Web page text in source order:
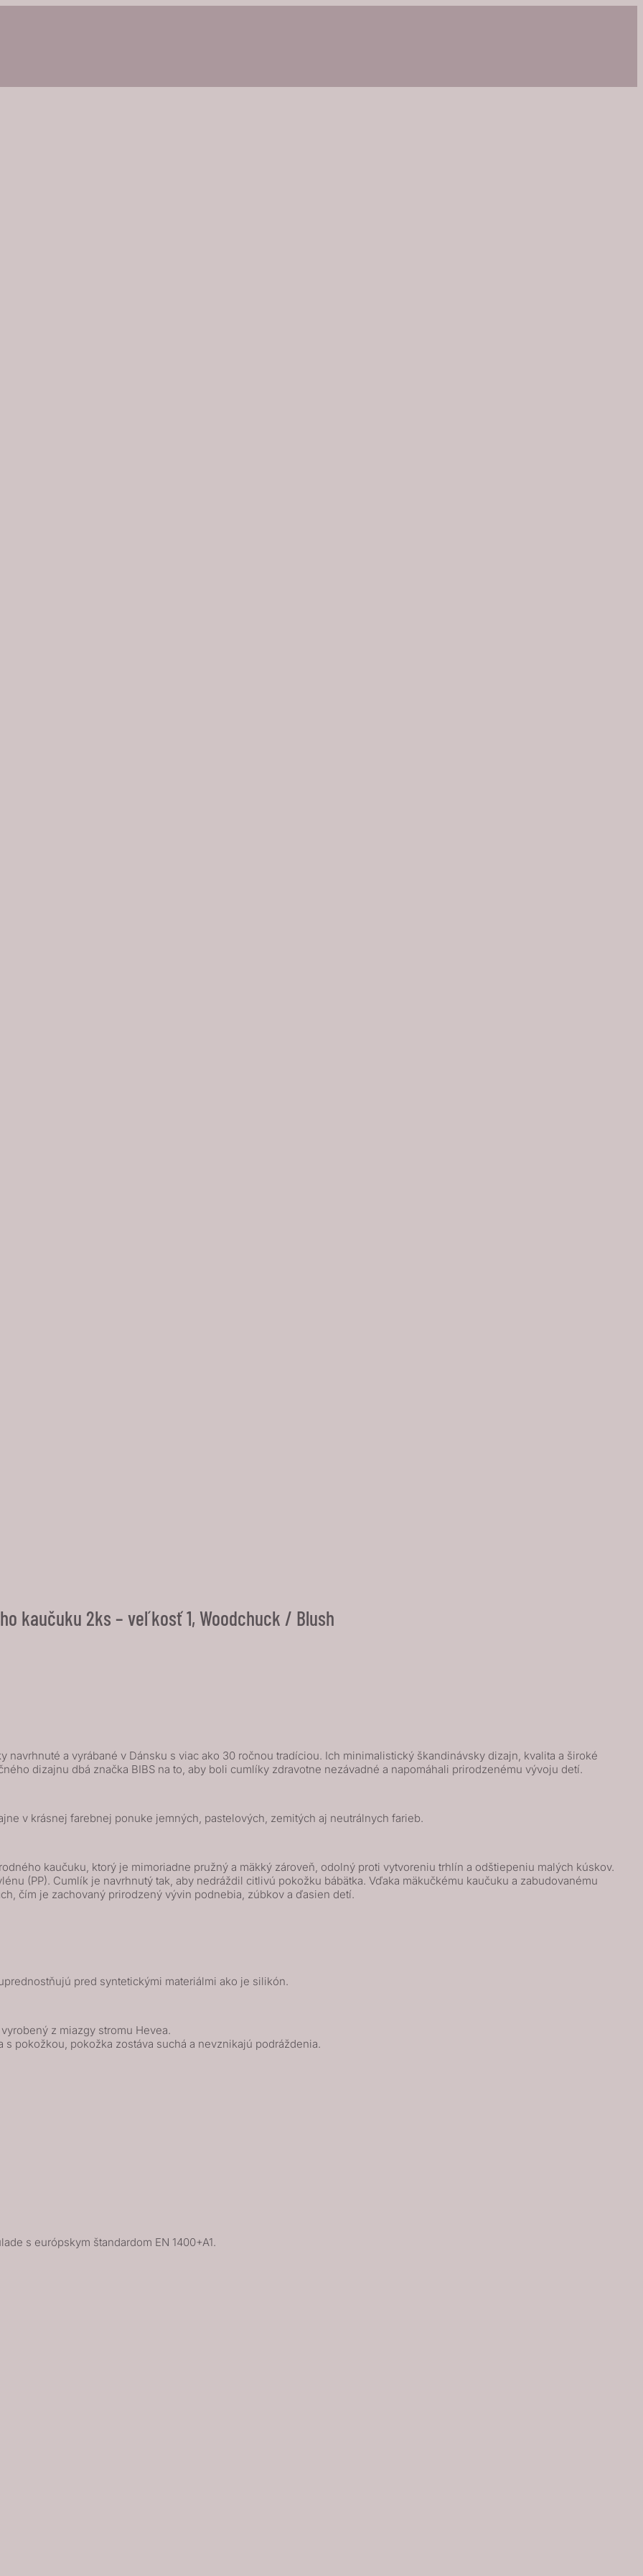
kaučuku 2ks – veľkosť 1, Woodchuck / Blush
navrhnuté a vyrábané v Dánsku s viac ako 30 ročnou tradíciou. Ich minimalistický škandinávsky dizajn, kvalita a široké
dizajnu dbá značka BIBS na to, aby boli cumlíky zdravotne nezávadné a napomáhali prirodzenému vývoju detí.
v krásnej farebnej ponuke jemných, pastelových, zemitých aj neutrálnych farieb.
kaučuku, ktorý je mimoriadne pružný a mäkký zároveň, odolný proti vytvoreniu trhlín a odštiepeniu malých kúskov.
(PP). Cumlík je navrhnutý tak, aby nedráždil citlivú pokožku bábätka. Vďaka mäkučkému kaučuku a zabudovanému
čím je zachovaný prirodzený vývin podnebia, zúbkov a ďasien detí.
pred syntetickými materiálmi ako je silikón.
z miazgy stromu Hevea.
pokožkou, pokožka zostáva suchá a nevznikajú podráždenia.
s európskym štandardom EN 1400+A1.